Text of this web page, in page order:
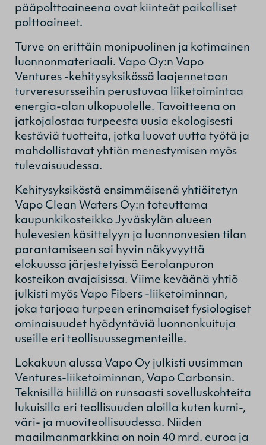
pääpolttoaineena ovat kiinteät paikalliset
polttoaineet.
Turve on erittäin monipuolinen ja kotimainen
luonnonmateriaali. Vapo Oy:n Vapo
Ventures -kehitysyksikössä laajennetaan
turveresursseihin perustuvaa liiketoimintaa
energia-alan ulkopuolelle. Tavoitteena on
jatkojalostaa turpeesta uusia ekologisesti
kestäviä tuotteita, jotka luovat uutta työtä ja
mahdollistavat yhtiön menestymisen myös
tulevaisuudessa.
Kehitysyksiköstä ensimmäisenä yhtiöitetyn
Vapo Clean Waters Oy:n toteuttama
kaupunkikosteikko Jyväskylän alueen
hulevesien käsittelyyn ja luonnonvesien tilan
parantamiseen sai hyvin näkyvyyttä
elokuussa järjestetyissä Eerolanpuron
kosteikon avajaisissa. Viime keväänä yhtiö
julkisti myös Vapo Fibers -liiketoiminnan,
joka tarjoaa turpeen erinomaiset fysiologiset
ominaisuudet hyödyntäviä luonnonkuituja
useille eri teollisuussegmenteille.
Lokakuun alussa Vapo Oy julkisti uusimman
Ventures-liiketoiminnan, Vapo Carbonsin.
Teknisillä hiilillä on runsaasti sovelluskohteita
lukuisilla eri teollisuuden aloilla kuten kumi-,
väri- ja muoviteollisuudessa. Niiden
maailmanmarkkina on noin 40 mrd. euroa ja